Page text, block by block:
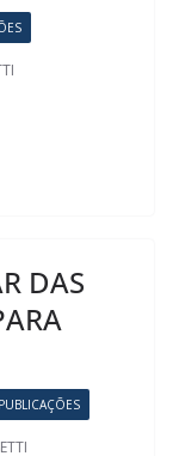
DAS
PUBLICAÇÕES